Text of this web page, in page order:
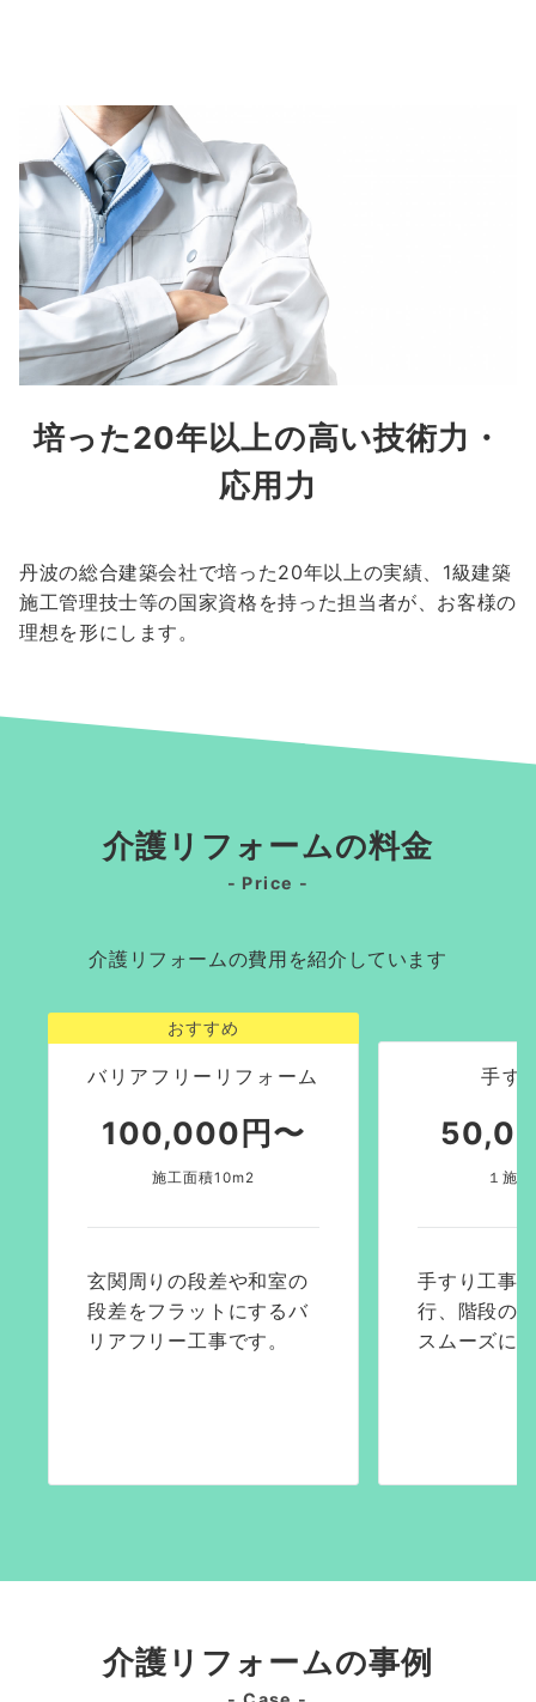
培った20年以上の高い技術力・
応用力
丹波の総合建築会社で培った20年以上の実績、1級建築
施工管理技士等の国家資格を持った担当者が、お客様の
理想を形にします。
介護リフォームの料金
- Price -
介護リフォームの費用を紹介しています
おすすめ
バリアフリーリフォーム
100,000円〜
施工面積10m2
玄関周りの段差や和室の
段差をフラットにするバ
リアフリー工事です。
手す
１施
手すり工事
行、階段の
スムーズに
介護リフォームの事例